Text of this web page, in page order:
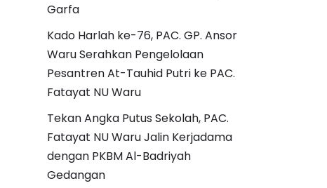
Garfa
Kado Harlah ke-76, PAC. GP. Ansor
Waru Serahkan Pengelolaan
Pesantren At-Tauhid Putri ke PAC.
Fatayat NU Waru
Tekan Angka Putus Sekolah, PAC.
Fatayat NU Waru Jalin Kerjadama
dengan PKBM Al-Badriyah
Gedangan